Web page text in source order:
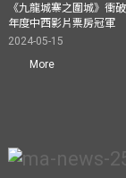
《九龍城寨之圍城》衝
年度中西影片票房冠軍
2024-05-15
More